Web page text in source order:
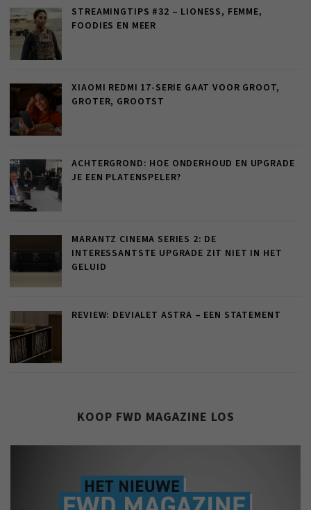
STREAMINGTIPS #32 – LIONESS, FEMME,
FOODIES EN MEER
XIAOMI REDMI 17-SERIE GAAT VOOR GROOT,
GROTER, GROOTST
ACHTERGROND: HOE ONDERHOUD EN UPGRADE
JE EEN PLATENSPELER?
MARANTZ CINEMA SERIES 2: DE
INTERESSANTSTE UPGRADE ZIT NIET IN HET
GELUID
REVIEW: DEVIALET ASTRA – EEN STATEMENT
KOOP FWD MAGAZINE LOS